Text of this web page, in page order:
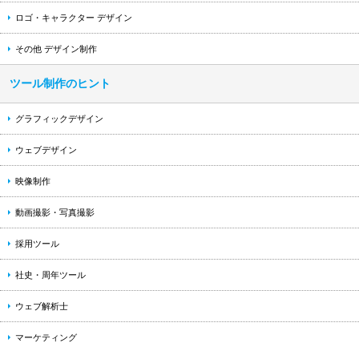
ロゴ・キャラクター デザイン
その他 デザイン制作
ツール制作のヒント
グラフィックデザイン
ウェブデザイン
映像制作
動画撮影・写真撮影
採用ツール
社史・周年ツール
ウェブ解析士
マーケティング